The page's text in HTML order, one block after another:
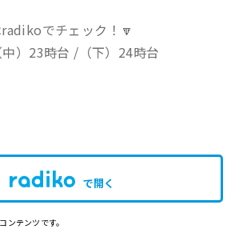
でチェック！🔽
）23時台 /（下）24時台
で開く
テンツです。